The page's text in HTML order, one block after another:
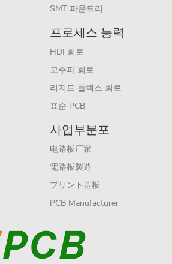
SMT 파운드리
프로세스 능력
HDI 회로
고주파 회로
리지드 플렉스 회로
표준 PCB
사업부분포
电路板厂家
電路板製造
プリント基板
PCB Manufacturer